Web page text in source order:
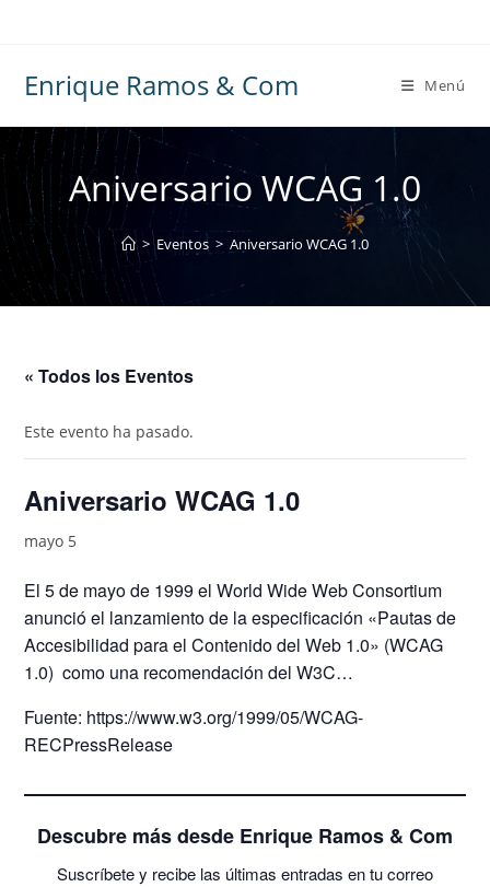
Enrique Ramos & Com Menú
Aniversario WCAG 1.0
> Eventos > Aniversario WCAG 1.0
« Todos los Eventos
Este evento ha pasado.
Aniversario WCAG 1.0
mayo 5
El 5 de mayo de 1999 el World Wide Web Consortium
anunció el lanzamiento de la especificación «Pautas de
Accesibilidad para el Contenido del Web 1.0» (WCAG
1.0) como una recomendación del W3C…
Fuente: https://www.w3.org/1999/05/WCAG-
RECPressRelease
Descubre más desde Enrique Ramos & Com
Suscríbete y recibe las últimas entradas en tu correo